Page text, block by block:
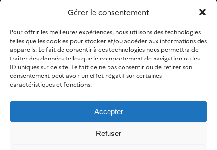
Gérer le consentement
Pour offrir les meilleures expériences, nous utilisons des technologies
telles que les cookies pour stocker et/ou accéder aux informations des
appareils. Le fait de consentir à ces technologies nous permettra de
traiter des données telles que le comportement de navigation ou les
ID uniques sur ce site. Le fait de ne pas consentir ou de retirer son
consentement peut avoir un effet négatif sur certaines
caractéristiques et fonctions.
Accepter
Refuser
LOGEMENT
MOBILITÉ
EMPLOI
NUMÉRIQUE
SANTÉ